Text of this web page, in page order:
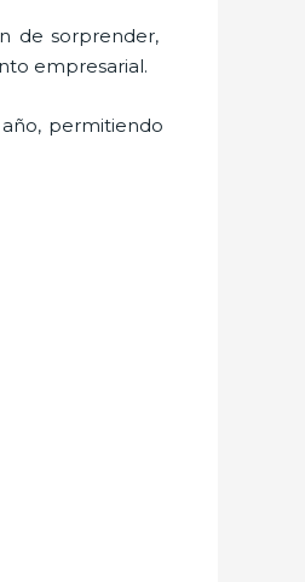
de sorprender,
empresarial.
permitiendo